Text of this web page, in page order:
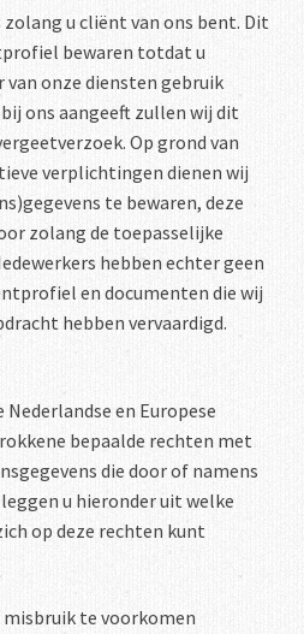
zolang u cliënt van ons bent. Dit
bewaren totdat u
onze diensten gebruik
ons aangeeft zullen wij dit
Op grond van
verplichtingen dienen wij
te bewaren, deze
zolang de toepasselijke
hebben echter geen
en documenten die wij
hebben vervaardigd.
en Europese
bepaalde rechten met
die door of namens
u hieronder uit welke
op deze rechten kunt
te voorkomen